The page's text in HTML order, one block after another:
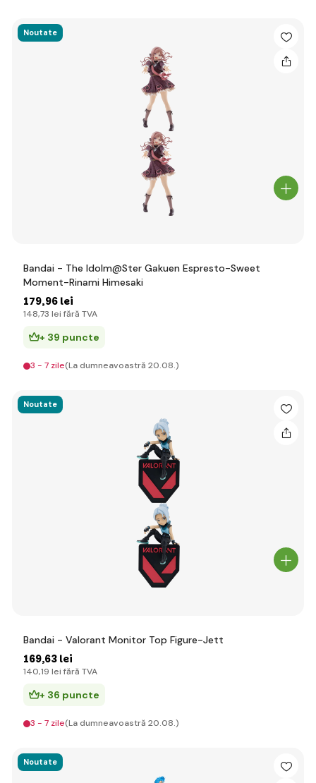
Noutate
Bandai - The Idolm@Ster Gakuen Espresto-Sweet
Moment-Rinami Himesaki
179,96 lei
148,73 lei fără TVA
+ 39 puncte
3 - 7 zile(La dumneavoastră 20.08.)
Noutate
Bandai - Valorant Monitor Top Figure-Jett
169,63 lei
140,19 lei fără TVA
+ 36 puncte
3 - 7 zile(La dumneavoastră 20.08.)
Noutate